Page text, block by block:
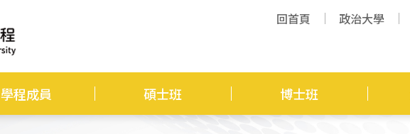
回首頁 政治大學
學程成員 碩士班 博士班